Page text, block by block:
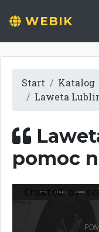
WEBIK
Start Katalog
Laweta
pomoc